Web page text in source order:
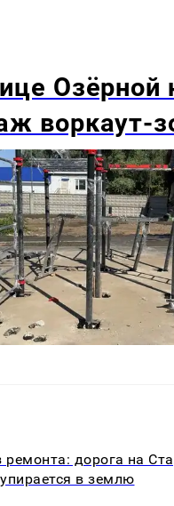
Озëрной
воркаут-
ремонта: дорога на
в землю